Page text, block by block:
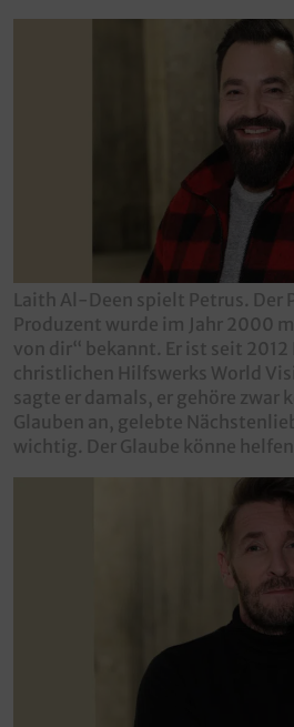
Laith Al-Deen spielt Petrus. Der
Produzent wurde im Jahr 2000
von dir“ bekannt. Er ist seit
christlichen Hilfswerks World
sagte er damals, er gehöre zwar
Glauben an, gelebte
wichtig. Der Glaube könne